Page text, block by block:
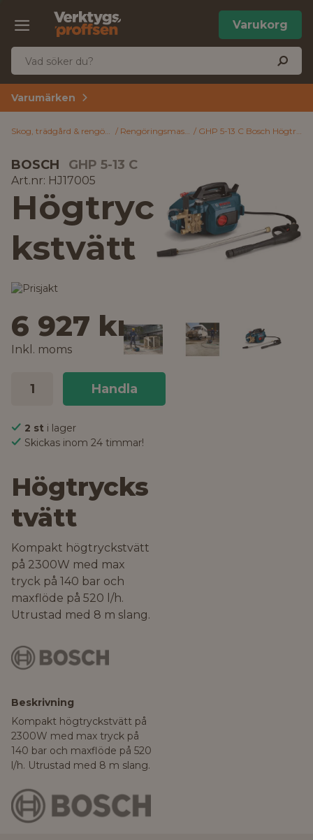
Varukorg
Varumärken
Skog, trädgård & rengöring Rengöringsmaskiner GHP 5-13 C Bosch Högtryckstvätt
BOSCH GHP 5-13 C
Art.nr: HJ17005
Högtryc
kstvätt
6 927 kr
Inkl. moms
Handla
2 st i lager
Skickas inom 24 timmar!
Högtrycks
tvätt
Kompakt högtryckstvätt
på 2300W med max
tryck på 140 bar och
maxflöde på 520 l/h.
Utrustad med 8 m slang.
Beskrivning
Kompakt högtryckstvätt på
2300W med max tryck på
140 bar och maxflöde på 520
l/h. Utrustad med 8 m slang.